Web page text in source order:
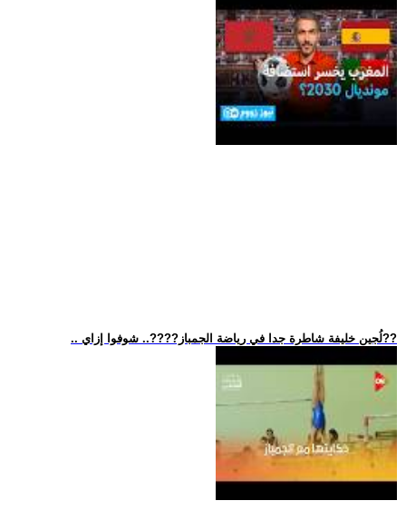
.. لُجين خليفة شاطرة جدا في رياضة الجمباز??‍??.. شوفوا إزاي??